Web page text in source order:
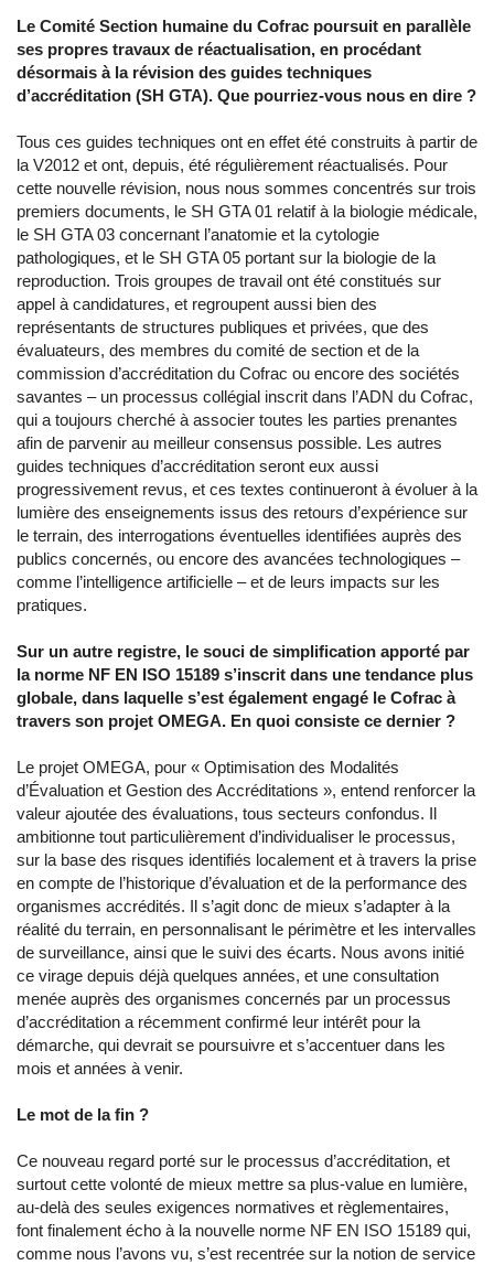
Le Comité Section humaine du Cofrac poursuit en parallèle
ses propres travaux de réactualisation, en procédant
désormais à la révision des guides techniques
d’accréditation (SH GTA). Que pourriez-vous nous en dire ?
Tous ces guides techniques ont en effet été construits à partir de
la V2012 et ont, depuis, été régulièrement réactualisés. Pour
cette nouvelle révision, nous nous sommes concentrés sur trois
premiers documents, le SH GTA 01 relatif à la biologie médicale,
le SH GTA 03 concernant l’anatomie et la cytologie
pathologiques, et le SH GTA 05 portant sur la biologie de la
reproduction. Trois groupes de travail ont été constitués sur
appel à candidatures, et regroupent aussi bien des
représentants de structures publiques et privées, que des
évaluateurs, des membres du comité de section et de la
commission d’accréditation du Cofrac ou encore des sociétés
savantes – un processus collégial inscrit dans l’ADN du Cofrac,
qui a toujours cherché à associer toutes les parties prenantes
afin de parvenir au meilleur consensus possible. Les autres
guides techniques d’accréditation seront eux aussi
progressivement revus, et ces textes continueront à évoluer à la
lumière des enseignements issus des retours d’expérience sur
le terrain, des interrogations éventuelles identifiées auprès des
publics concernés, ou encore des avancées technologiques –
comme l’intelligence artificielle – et de leurs impacts sur les
pratiques.
Sur un autre registre, le souci de simplification apporté par
la norme NF EN ISO 15189 s’inscrit dans une tendance plus
globale, dans laquelle s’est également engagé le Cofrac à
travers son projet OMEGA. En quoi consiste ce dernier ?
Le projet OMEGA, pour « Optimisation des Modalités
d’Évaluation et Gestion des Accréditations », entend renforcer la
valeur ajoutée des évaluations, tous secteurs confondus. Il
ambitionne tout particulièrement d’individualiser le processus,
sur la base des risques identifiés localement et à travers la prise
en compte de l’historique d’évaluation et de la performance des
organismes accrédités. Il s’agit donc de mieux s’adapter à la
réalité du terrain, en personnalisant le périmètre et les intervalles
de surveillance, ainsi que le suivi des écarts. Nous avons initié
ce virage depuis déjà quelques années, et une consultation
menée auprès des organismes concernés par un processus
d’accréditation a récemment confirmé leur intérêt pour la
démarche, qui devrait se poursuivre et s’accentuer dans les
mois et années à venir.
Le mot de la fin ?
Ce nouveau regard porté sur le processus d’accréditation, et
surtout cette volonté de mieux mettre sa plus-value en lumière,
au-delà des seules exigences normatives et règlementaires,
font finalement écho à la nouvelle norme NF EN ISO 15189 qui,
comme nous l’avons vu, s’est recentrée sur la notion de service